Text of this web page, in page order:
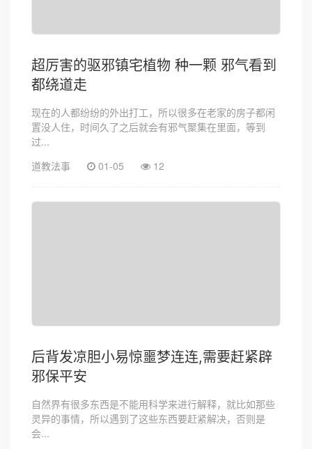
超厉害的驱邪镇宅植物 种一颗 邪气看到
都绕道走
现在的人都纷纷的外出打工，所以很多在老家的房子都闲
置没人住，时间久了之后就会有邪气聚集在里面，等到
过...
道教法事
01-05 12
后背发凉胆小易惊噩梦连连,需要赶紧辟
邪保平安
自然界有很多东西是不能用科学来进行解释，就比如那些
灵异的事情，所以遇到了这些东西要赶紧解决，否则是
会...